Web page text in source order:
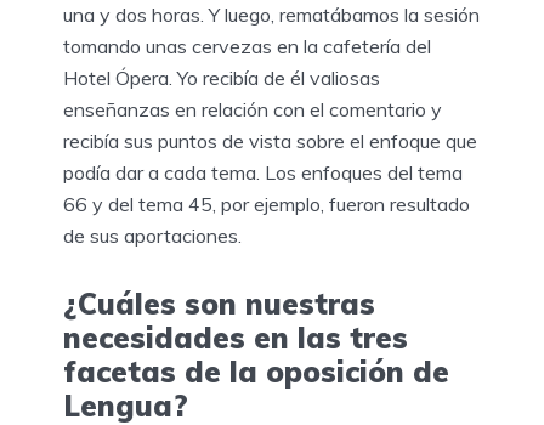
una y dos horas. Y luego, rematábamos la sesión
tomando unas cervezas en la cafetería del
Hotel Ópera. Yo recibía de él valiosas
enseñanzas en relación con el comentario y
recibía sus puntos de vista sobre el enfoque que
podía dar a cada tema. Los enfoques del tema
66 y del tema 45, por ejemplo, fueron resultado
de sus aportaciones.
¿Cuáles son nuestras
necesidades en las tres
facetas de la oposición de
Lengua?